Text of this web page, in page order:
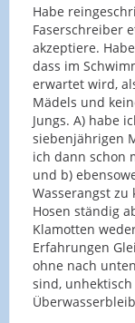
Habe
Faserschreiber
akzeptiere.
dass im
erwartet wird,
Mädels und
Jungs. A) habe
siebenjährigen
ich dann schon
und b)
Wasserangst
Hosen ständig
Klamotten
Erfahrungen
ohne nach
sind,